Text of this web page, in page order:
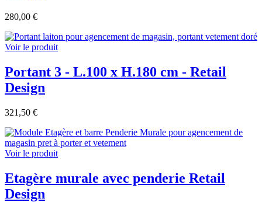
280,00 €
Voir le produit
Portant 3 - L.100 x H.180 cm - Retail
Design
321,50 €
Voir le produit
Etagère murale avec penderie Retail
Design